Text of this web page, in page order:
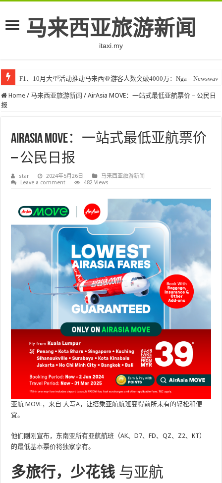
马来西亚旅游新闻
itaxi.my
F1、10月大型活动推动马来西亚游客人数突破4000万：Nga – Newswav
Home / 马来西亚旅游新闻 / AirAsia MOVE：一站式最低亚航票价 – 公民日
报
AirAsia MOVE：一站式最低亚航票价
– 公民日报
star 2024年5月26日
马来西亚旅游新闻
Leave a comment
482 Views
亚航 MOVE，来自大写A，让搭乘亚航航班变得前所未有的轻松和便
宜。
他们刚刚宣布，东南亚所有亚航航班（AK、D7、FD、QZ、Z2、KT）
的最低基本票价将独家享有。
多旅行，少花钱 与亚航